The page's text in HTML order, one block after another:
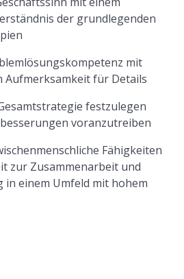
der grundlegenden
mit
Aufmerksamkeit für Details
festzulegen
voranzutreiben
Fähigkeiten
zur Zusammenarbeit und
in einem Umfeld mit hohem